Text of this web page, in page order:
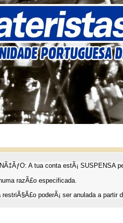
A tua conta estÃ¡ SUSPENSA
razÃ£o especificada.
restriÃ§Ã£o poderÃ¡ ser anulada a partir